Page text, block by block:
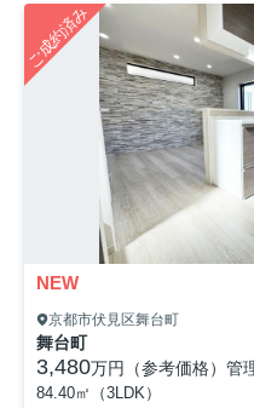
ご成約済み
NEW
京都市伏見区舞台町
舞台町
3,480万円（参考価格） 管
84.40㎡（3LDK）